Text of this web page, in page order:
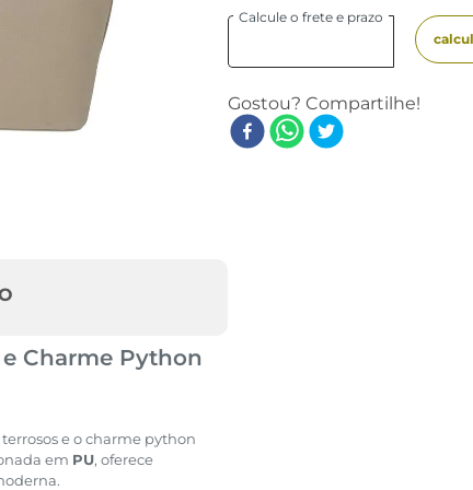
Charme Python
terrosos e o charme python
em PU, oferece